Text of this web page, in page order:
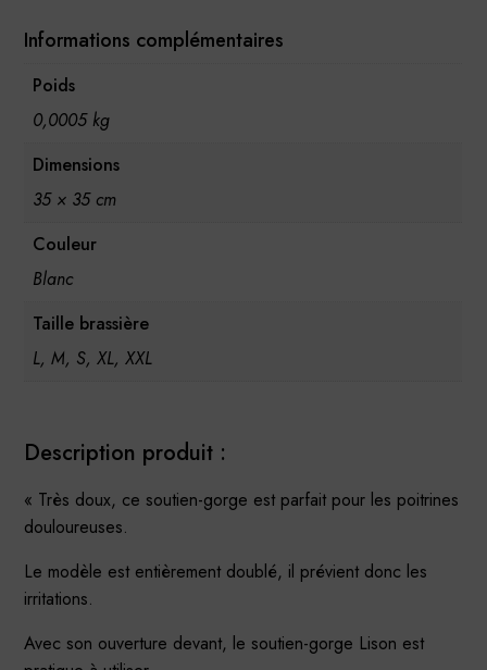
Informations complémentaires
Poids
0,0005 kg
Dimensions
35 × 35 cm
Couleur
Blanc
Taille brassière
L, M, S, XL, XXL
Description produit :
« Très doux, ce soutien-gorge est parfait pour les poitrines
douloureuses.
Le modèle est entièrement doublé, il prévient donc les
irritations.
Avec son ouverture devant, le soutien-gorge Lison est